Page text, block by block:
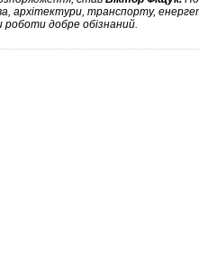
архітектури, транспорту,
добре обізнаний.